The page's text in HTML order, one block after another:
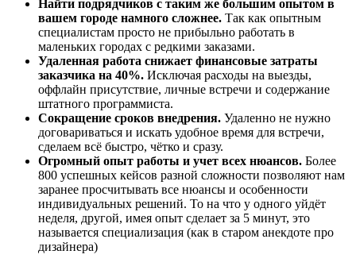
Найти подрядчиков с таким же большим опытом в
вашем городе намного сложнее. Так как опытным
специалистам просто не прибыльно работать в
маленьких городах с редкими заказами.
Удаленная работа снижает финансовые затраты
заказчика на 40%. Исключая расходы на выезды,
оффлайн присутствие, личные встречи и содержание
штатного программиста.
Сокращение сроков внедрения. Удаленно не нужно
договариваться и искать удобное время для встречи,
сделаем всё быстро, чётко и сразу.
Огромный опыт работы и учет всех нюансов. Более
800 успешных кейсов разной сложности позволяют нам
заранее просчитывать все нюансы и особенности
индивидуальных решений. То на что у одного уйдёт
неделя, другой, имея опыт сделает за 5 минут, это
называется специализация (как в старом анекдоте про
дизайнера)